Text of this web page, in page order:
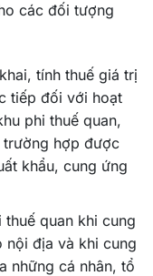
các đối tượng
tính thuế giá trị
tiếp đối với hoạt
phi thuế quan,
hợp được
khẩu, cung ứng
quan khi cung
nội địa và khi cung
những cá nhân, tổ